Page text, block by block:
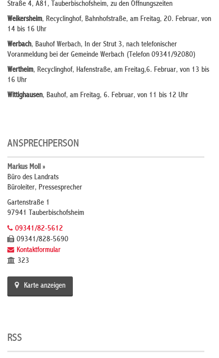
Straße 4, A81, Tauberbischofsheim, zu den Öffnungszeiten
Weikersheim, Recyclinghof, Bahnhofstraße, am Freitag, 20. Februar, von
14 bis 16 Uhr
Werbach, Bauhof Werbach, In der Strut 3, nach telefonischer
Voranmeldung bei der Gemeinde Werbach (Telefon 09341/92080)
Wertheim, Recyclinghof, Hafenstraße, am Freitag,6. Februar, von 13 bis
16 Uhr
Wittighausen, Bauhof, am Freitag, 6. Februar, von 11 bis 12 Uhr
ANSPRECHPERSON
Markus Moll »
Büro des Landrats
Büroleiter, Pressesprecher
Gartenstraße 1
97941 Tauberbischofsheim
09341/82-5612
09341/828-5690
Kontaktformular
323
Karte anzeigen
RSS